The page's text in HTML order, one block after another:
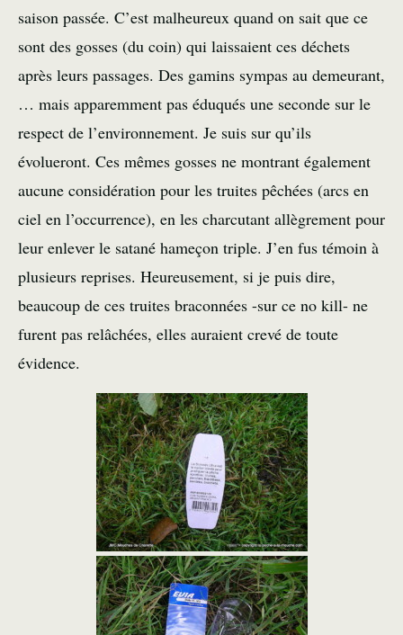
saison passée. C’est malheureux quand on sait que ce
sont des gosses (du coin) qui laissaient ces déchets
après leurs passages. Des gamins sympas au demeurant,
… mais apparemment pas éduqués une seconde sur le
respect de l’environnement. Je suis sur qu’ils
évolueront. Ces mêmes gosses ne montrant également
aucune considération pour les truites pêchées (arcs en
ciel en l’occurrence), en les charcutant allègrement pour
leur enlever le satané hameçon triple. J’en fus témoin à
plusieurs reprises. Heureusement, si je puis dire,
beaucoup de ces truites braconnées -sur ce no kill- ne
furent pas relâchées, elles auraient crevé de toute
évidence.